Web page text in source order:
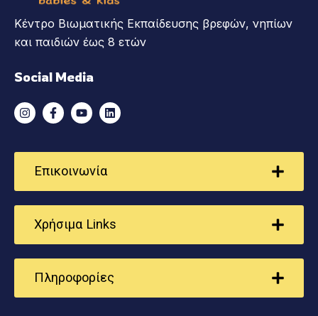
Κέντρο Βιωματικής Εκπαίδευσης βρεφών, νηπίων
και παιδιών έως 8 ετών
Social Media
Επικοινωνία
Χρήσιμα Links
Πληροφορίες